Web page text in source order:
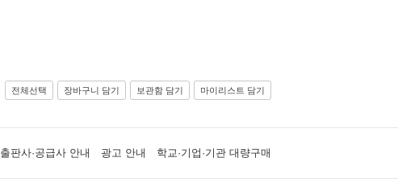
전체선택 장바구니 담기 보관함 담기 마이리스트 담기
출판사·공급사 안내 광고 안내 학교·기업·기관 대량구매